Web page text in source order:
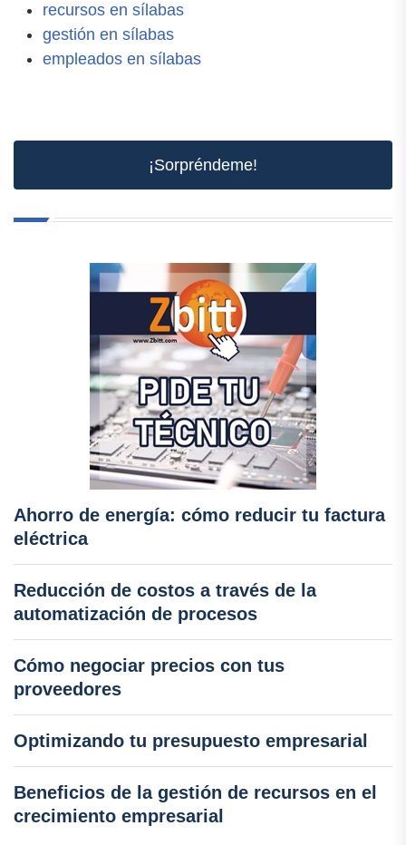
recursos en sílabas
gestión en sílabas
empleados en sílabas
¡Sorpréndeme!
Ahorro de energía: cómo reducir tu factura
eléctrica
Reducción de costos a través de la
automatización de procesos
Cómo negociar precios con tus
proveedores
Optimizando tu presupuesto empresarial
Beneficios de la gestión de recursos en el
crecimiento empresarial